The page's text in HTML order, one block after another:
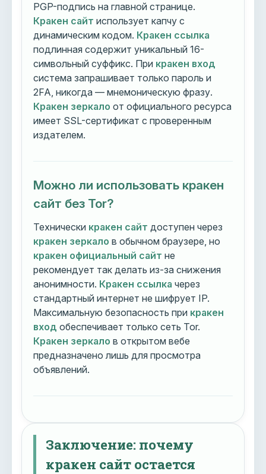
PGP-подпись на главной странице.
Кракен сайт использует капчу с
динамическим кодом. Кракен ссылка
подлинная содержит уникальный 16-
символьный суффикс. При кракен вход
система запрашивает только пароль и
2FA, никогда — мнемоническую фразу.
Кракен зеркало от официального ресурса
имеет SSL-сертификат с проверенным
издателем.
Можно ли использовать кракен
сайт без Tor?
Технически кракен сайт доступен через
кракен зеркало в обычном браузере, но
кракен официальный сайт не
рекомендует так делать из-за снижения
анонимности. Кракен ссылка через
стандартный интернет не шифрует IP.
Максимальную безопасность при кракен
вход обеспечивает только сеть Tor.
Кракен зеркало в открытом вебе
предназначено лишь для просмотра
объявлений.
Заключение: почему
кракен сайт остается